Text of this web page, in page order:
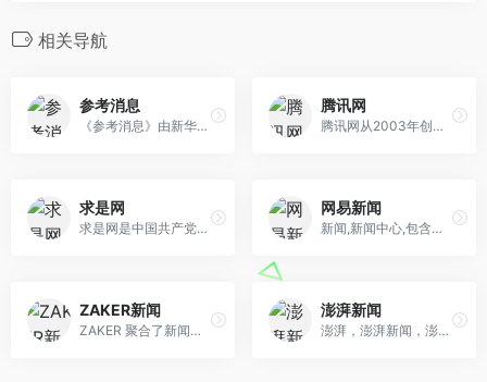
相关导航
参考消息
《参考消息》由新华通讯社主办、参考消息报社编辑出版，创刊于1931年，是中国发行量最大的日报。
腾讯网
腾讯网从2003年创立至今，已经成为集新闻信息，区域垂直生活服务、社会化媒体资讯和产品为一体的互联网媒体平台。腾讯网下设新闻、科技、财经、娱乐、体育、汽车、时尚等多个频道，充分满足用户对不同类型资讯的需求。同时专注不同领域内容，打造精品栏目，并顺应技术发展趋势，推出网络直播等创新形式，改变了用户获取资讯的方式 和习惯。
求是网
求是网是中国共产党中央委员会机关刊《求是》杂志主办的理论宣传研究平台。求是网的目标定位是突出理论特色，既体现权威性、理论性、指导性，又体现时效性、开放性、互动性，发挥权威理论网站的引导、整合、服务功能，努力建设成为广大干部群众和理论工作者的理论宣传平台、思想激荡平台、学习交流平台、文献检索平台。
网易新闻
新闻,新闻中心,包含有时政新闻,国内新闻,国际新闻,社会新闻,时事评论,新闻图片,新闻专题,新闻论坛,军事,历史,的专业时事报道门户网站
ZAKER新闻
ZAKER 聚合了新闻、杂志、报纸、公众号等各类头条资讯，提供头条,科技,娱乐,体育,国内,国际,军事,财经,互联网,教育,时尚,社会,亲子,情感,旅游,科学,星座,奢侈品,游戏,美食,电影,健康,理财等多个领域今日最热门内容，并通过大数据算法提供个性化、社会化新闻服务。
澎湃新闻
澎湃，澎湃新闻，澎湃新闻网，新闻与思想，澎湃是植根于中国上海的时政思想类互联网平台，以最活跃的原创新闻与最冷静的思想分析为两翼，是互联网技术创新与新闻价值传承的结合体，致力于问答式新闻与新闻追踪功能的实践。